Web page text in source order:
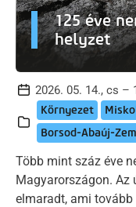
125 éve
helyzet
2026. 05. 14., cs –
Környezet
Borsod-Abaúj-
Több mint száz éve
Magyarországon. Az
elmaradt, ami